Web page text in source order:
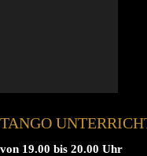
TANGO
von 19.00 bis 20.00 Uhr